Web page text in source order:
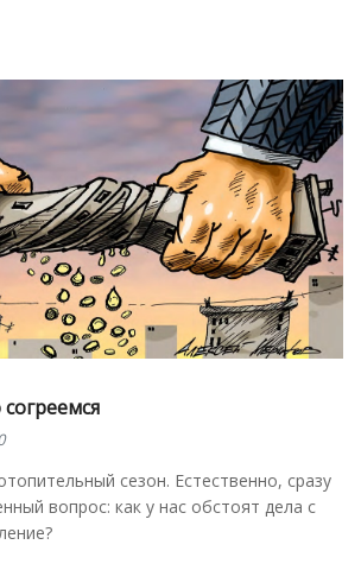
сезон. Естественно, сразу
вопрос: как у нас обстоят дела с